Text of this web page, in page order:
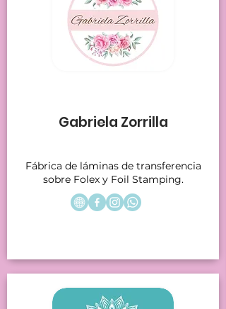
Gabriela Zorrilla
Fábrica de láminas de transferencia
sobre Folex y Foil Stamping.